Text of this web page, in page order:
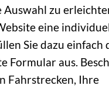
Auswahl zu
eine
Sie dazu einfach
Formular aus.
Fahrstrecken, Ihre